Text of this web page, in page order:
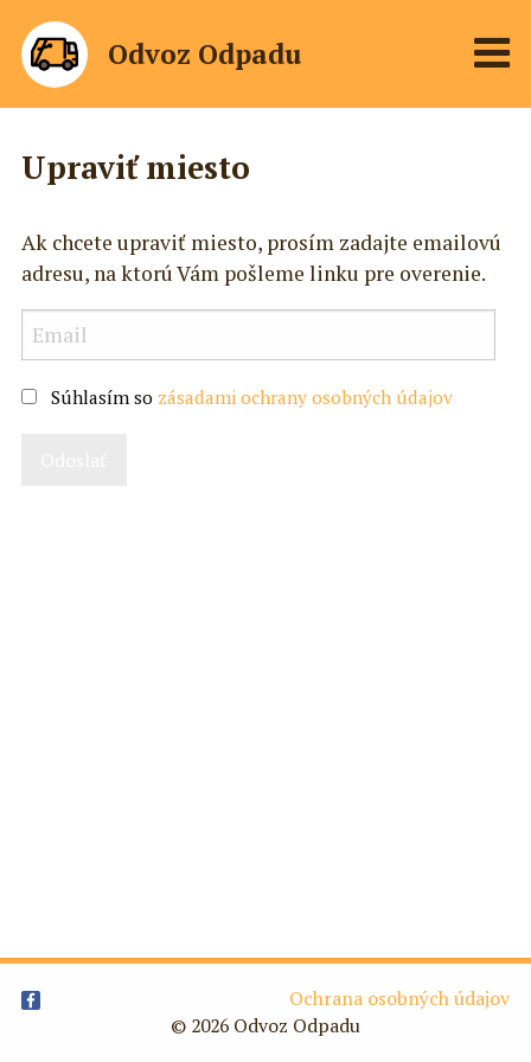
Odvoz Odpadu
Upraviť miesto
Ak chcete upraviť miesto, prosím zadajte emailovú
adresu, na ktorú Vám pošleme linku pre overenie.
Súhlasím so zásadami ochrany osobných údajov
Ochrana osobných údajov
© 2026 Odvoz Odpadu